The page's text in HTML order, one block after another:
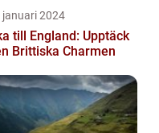
januari 2024
till England: Upptäck
Brittiska Charmen